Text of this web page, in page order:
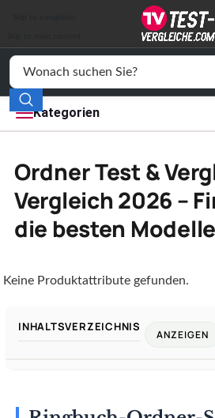
Kategorien
Elektronik
Freizeit
Wohnen
Ordner Test &
Vergleich 2026 –
die besten Modelle
Keine Produktattribute gefunden.
INHALTSVERZEICHNIS
ANZEIGEN